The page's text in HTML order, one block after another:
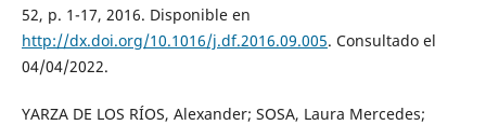
52, p. 1-17, 2016. Disponible en
http://dx.doi.org/10.1016/j.df.2016.09.005. Consultado el
04/04/2022.
YARZA DE LOS RÍOS, Alexander; SOSA, Laura Mercedes;